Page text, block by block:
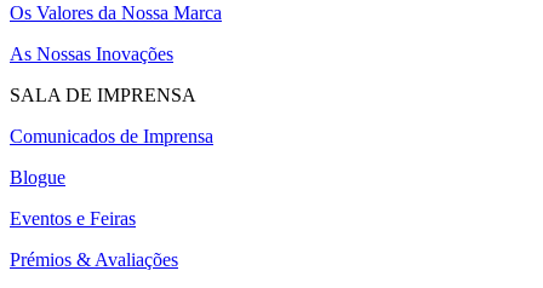
Os Valores da Nossa Marca
As Nossas Inovações
SALA DE IMPRENSA
Comunicados de Imprensa
Blogue
Eventos e Feiras
Prémios & Avaliações